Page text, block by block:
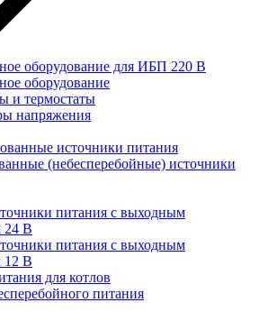
оборудование для ИБП 220 В
оборудование
и термостаты
напряжения
источники питания
(небесперебойные) источники
питания с выходным
24 В
питания с выходным
12 В
для котлов
питания